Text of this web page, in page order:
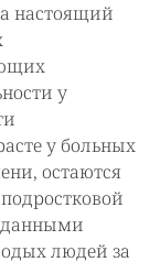
настоящий
у
у больных
остаются
данными
людей за